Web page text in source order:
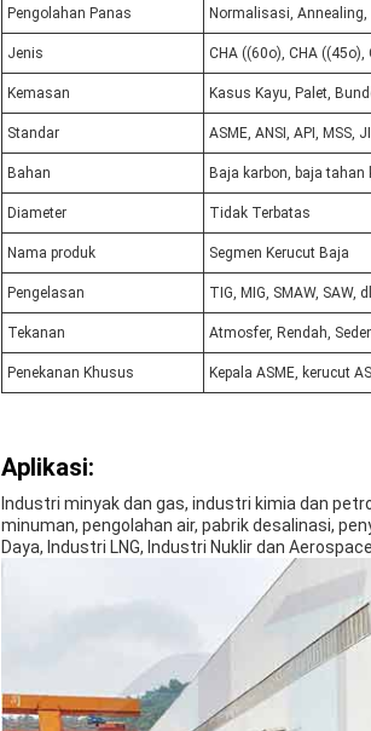
Pengolahan Panas Normalisasi,
Jenis CHA ((60o), CHA ((45o),
Kemasan Kasus Kayu, Palet,
Standar ASME, ANSI, API, MSS,
Bahan Baja karbon, baja tahan
Diameter Tidak Terbatas
Nama produk Segmen Kerucut Baja
Pengelasan TIG, MIG, SMAW, SAW,
Tekanan Atmosfer, Rendah,
Penekanan Khusus Kepala ASME, kerucut
Aplikasi:
Industri minyak dan gas, industri kimia dan
minuman, pengolahan air, pabrik desalinasi,
Daya, Industri LNG, Industri Nuklir dan